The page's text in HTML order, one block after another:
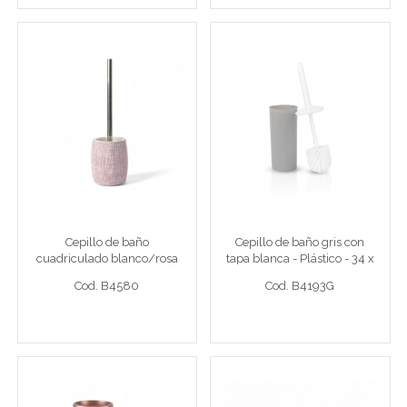
Cepillo de baño
cuadriculado blanco/rosa
de resina
Cod. B4580
Cepillo de baño
cuadriculado blanco/rosa
Cod. B4580
x 8,5 x 9 CM
Cod. B4193G
Cepillo de baño gris con
tapa blanca - Plástico - 34 x
Cod. B4193G